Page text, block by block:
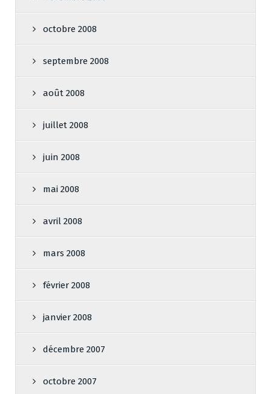
octobre 2008
septembre 2008
août 2008
juillet 2008
juin 2008
mai 2008
avril 2008
mars 2008
février 2008
janvier 2008
décembre 2007
octobre 2007